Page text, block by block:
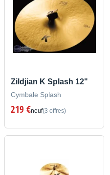
Zildjian K Splash 12"
Cymbale Splash
219 €neuf(3 offres)